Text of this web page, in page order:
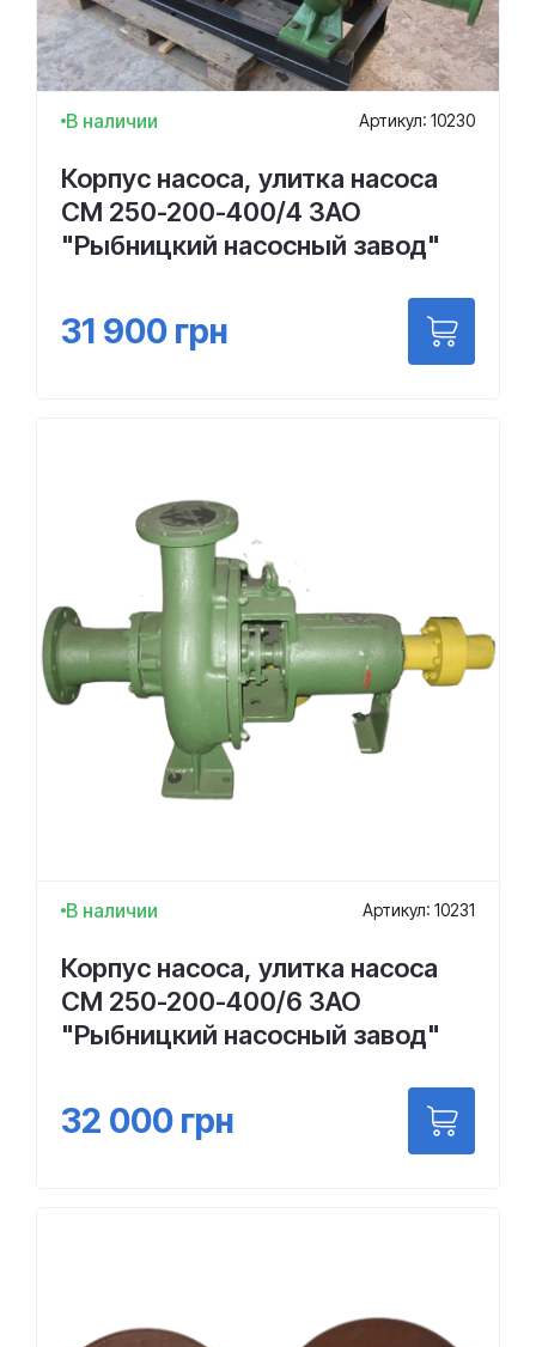
В наличии Артикул: 10230
Корпус насоса, улитка насоса
СМ 250-200-400/4 ЗАО
"Рыбницкий насосный завод"
31 900 грн
В наличии Артикул: 10231
Корпус насоса, улитка насоса
СМ 250-200-400/6 ЗАО
"Рыбницкий насосный завод"
32 000 грн